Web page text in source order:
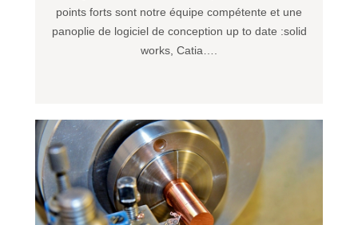
points forts sont notre équipe compétente et une
panoplie de logiciel de conception up to date :solid
works, Catia….